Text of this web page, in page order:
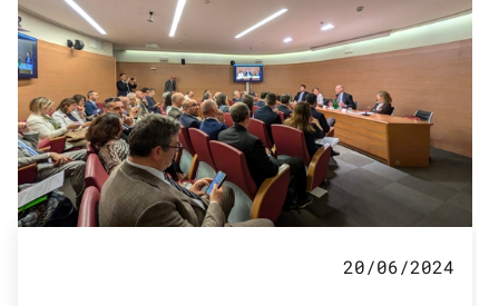
20/06/2024